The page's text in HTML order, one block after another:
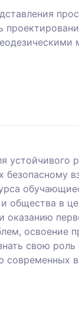
устойчивого
безопасному
и общества в
оказанию
освоение
свою роль
современных